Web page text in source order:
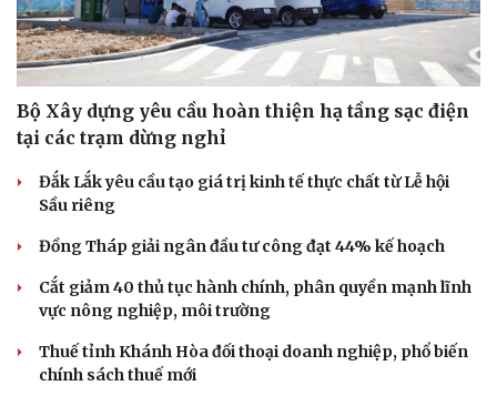
Bộ Xây dựng yêu cầu hoàn thiện hạ tầng sạc điện
tại các trạm dừng nghỉ
Đắk Lắk yêu cầu tạo giá trị kinh tế thực chất từ Lễ hội
Sầu riêng
Đồng Tháp giải ngân đầu tư công đạt 44% kế hoạch
Cắt giảm 40 thủ tục hành chính, phân quyền mạnh lĩnh
vực nông nghiệp, môi trường
Thuế tỉnh Khánh Hòa đối thoại doanh nghiệp, phổ biến
chính sách thuế mới